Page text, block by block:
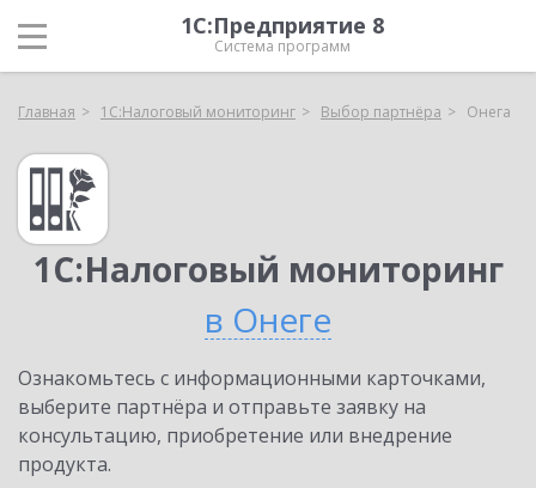
1С:Предприятие 8
Система программ
Главная 1С:Налоговый мониторинг Выбор партнёра Онега
1С:Налоговый мониторинг
в Онеге
Ознакомьтесь с информационными карточками,
выберите партнёра и отправьте заявку на
консультацию, приобретение или внедрение
продукта.